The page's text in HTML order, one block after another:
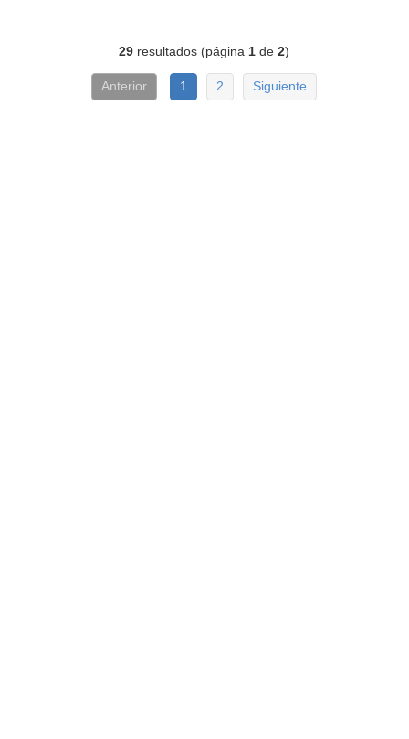
29 resultados (página 1 de2)
Anterior 1 2 Siguiente